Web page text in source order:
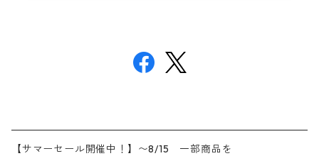
【サマーセール開催中！】〜8/15 一部商品を